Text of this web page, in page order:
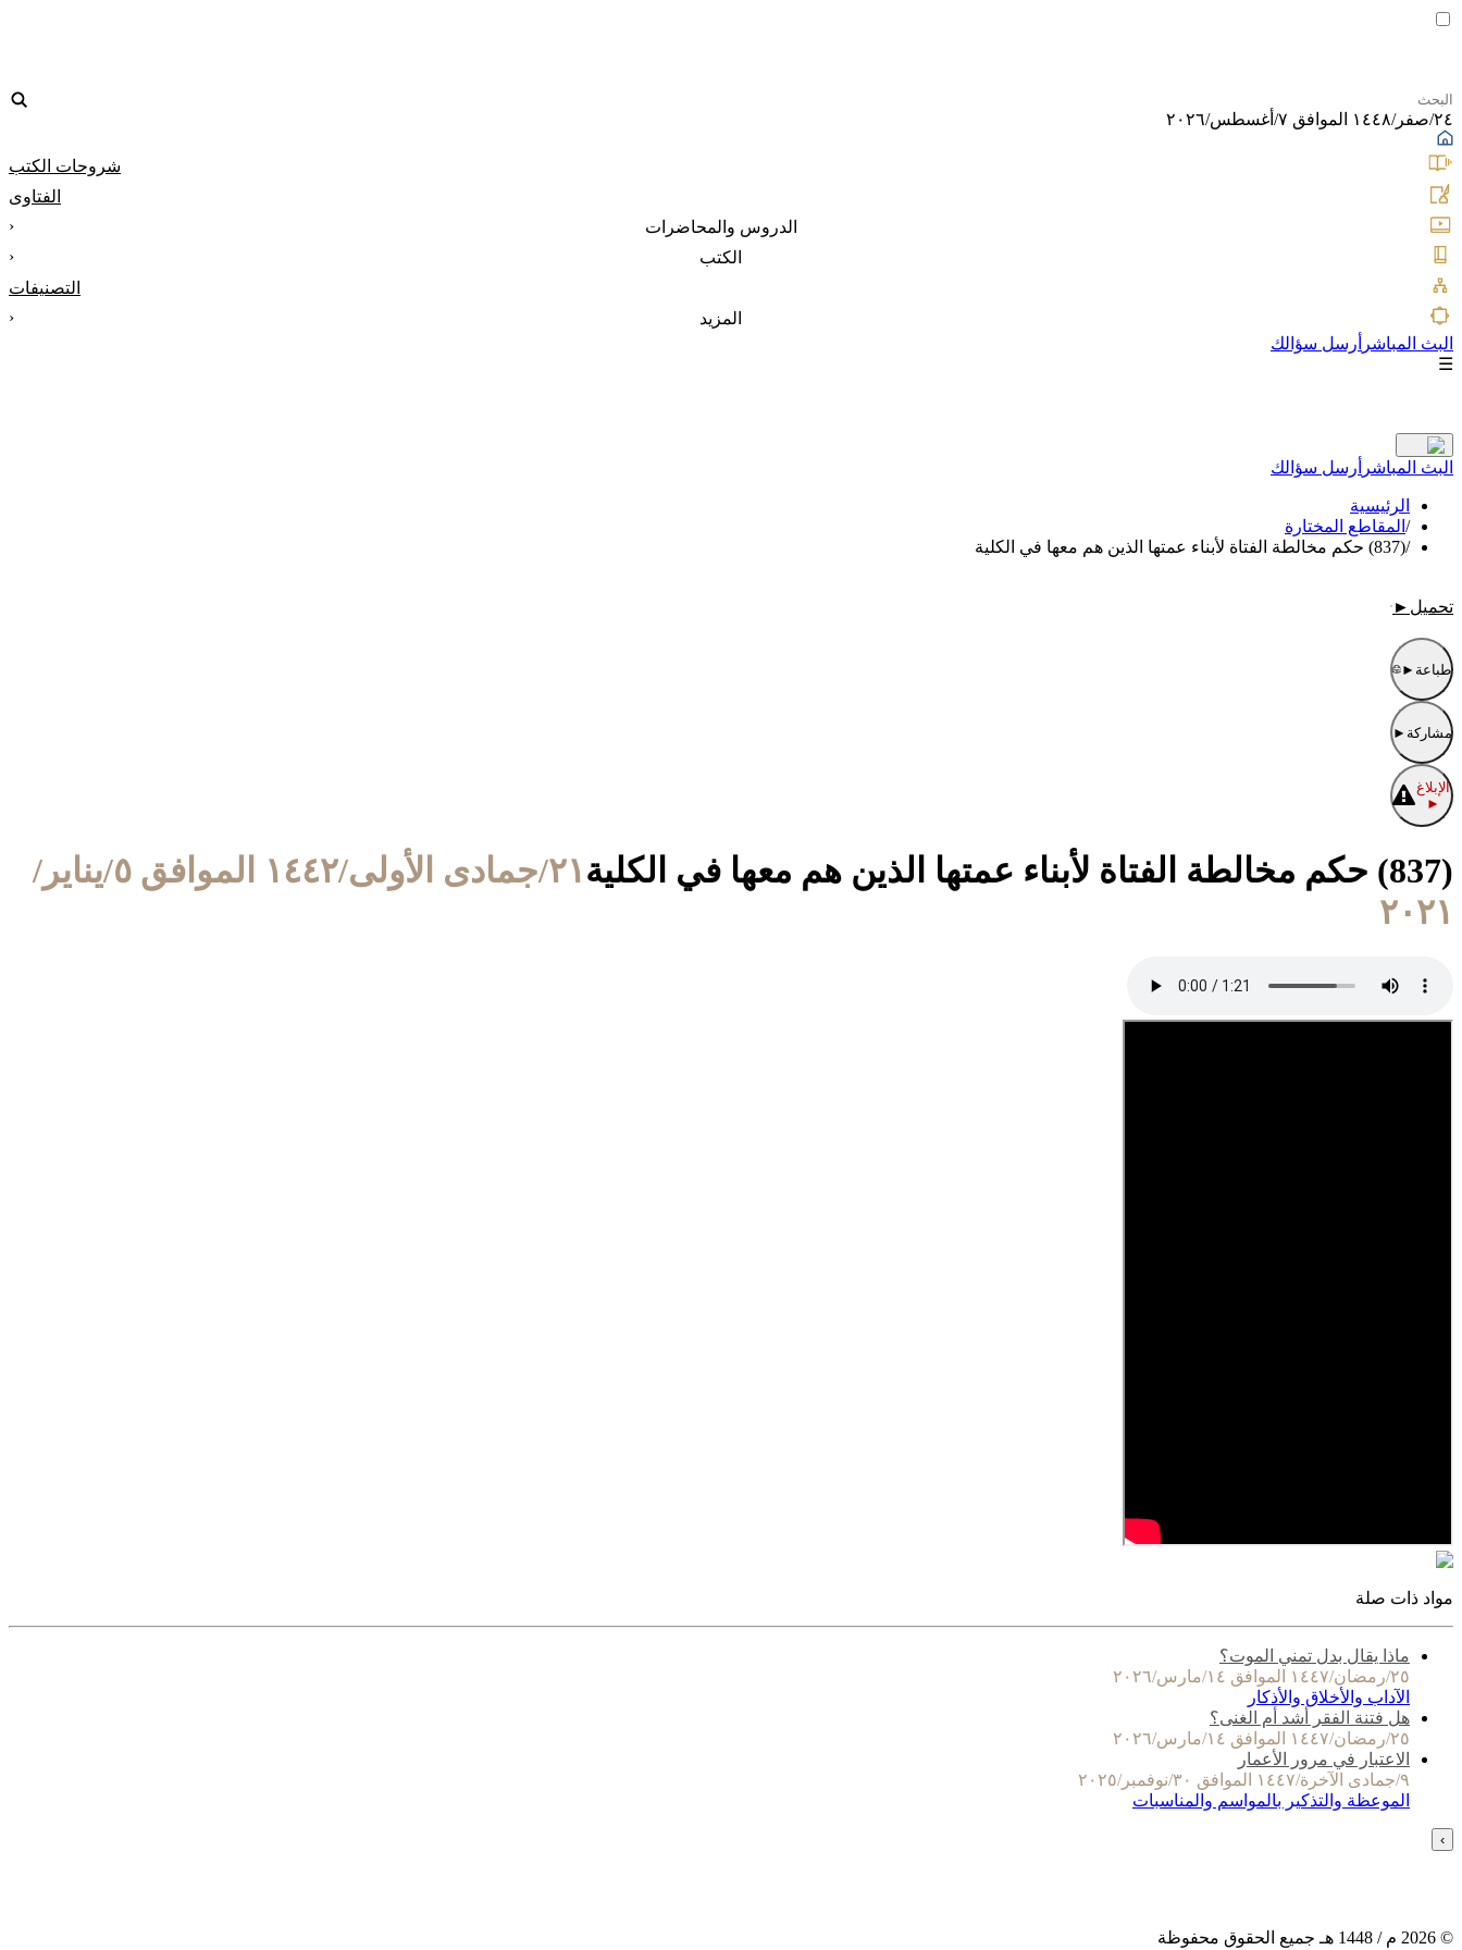
٢٤/صفر/١٤٤٨ الموافق ٧/أغسطس/٢٠٢٦
شروحات الكتب
الفتاوى
الدروس والمحاضرات
‹
الكتب
‹
التصنيفات
المزيد
‹
البث المباشر أرسل سؤالك
☰
البث المباشر أرسل سؤالك
الرئيسية
/ المقاطع المختارة
/(837) حكم مخالطة الفتاة لأبناء عمتها الذين هم معها في الكلية
تحميل ►
طباعة ►
مشاركة ►
الإبلاغ
►
(837) حكم مخالطة الفتاة لأبناء عمتها الذين هم معها في الكلية
٢١/جمادى الأولى/١٤٤٢ الموافق ٥/يناير/
٢٠٢١
مواد ذات صلة
ماذا يقال بدل تمني الموت؟
٢٥/رمضان/١٤٤٧ الموافق ١٤/مارس/٢٠٢٦
الآداب والأخلاق والأذكار
هل فتنة الفقر أشد أم الغنى؟
٢٥/رمضان/١٤٤٧ الموافق ١٤/مارس/٢٠٢٦
الاعتبار في مرور الأعمار
٩/جمادى الآخرة/١٤٤٧ الموافق ٣٠/نوفمبر/٢٠٢٥
الموعظة والتذكير بالمواسم والمناسبات
›
©
2026 م / 1448 هـ جميع الحقوق محفوظة